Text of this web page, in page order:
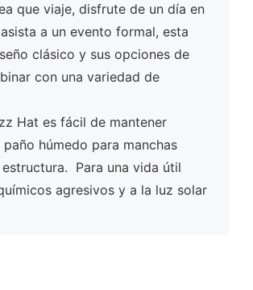
que viaje, disfrute de un día en
a un evento formal, esta
clásico y sus opciones de
con una variedad de
Hat es fácil de mantener
húmedo para manchas
Para una vida útil
agresivos y a la luz solar